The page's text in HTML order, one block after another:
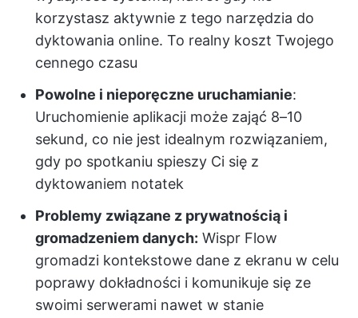
korzystasz aktywnie z tego narzędzia do
dyktowania online. To realny koszt Twojego
cennego czasu
Powolne i nieporęczne uruchamianie:
Uruchomienie aplikacji może zająć 8–10
sekund, co nie jest idealnym rozwiązaniem,
gdy po spotkaniu spieszy Ci się z
dyktowaniem notatek
Problemy związane z prywatnością i
gromadzeniem danych: Wispr Flow
gromadzi kontekstowe dane z ekranu w celu
poprawy dokładności i komunikuje się ze
swoimi serwerami nawet w stanie